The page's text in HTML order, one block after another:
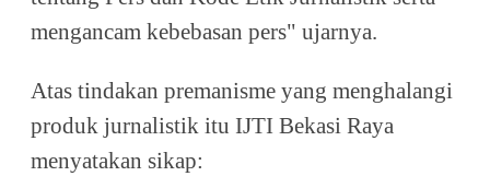
mengancam kebebasan pers" ujarnya.
Atas tindakan premanisme yang menghalangi
produk jurnalistik itu IJTI Bekasi Raya
menyatakan sikap: